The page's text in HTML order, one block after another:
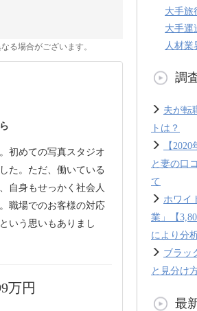
る場合がございます。
初めての写真スタジオ
た。ただ、働いている
自身もせっかく社会人
職場でのお客様の対応
いう思いもありまし
万円
大手旅
大手運
人材業
調
夫が転
トは？
【
と妻の口
て
ホワイ
業」【
により分
ブラッ
と見分け
最